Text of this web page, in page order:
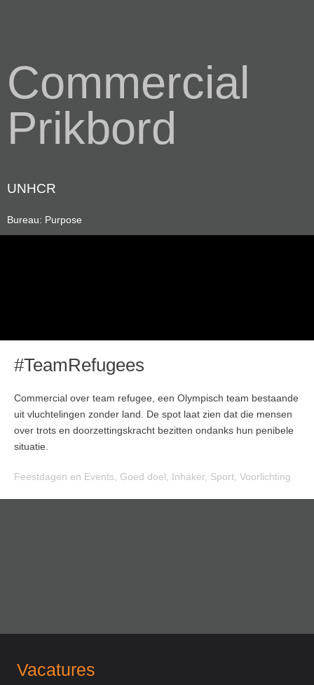
Commercial
Prikbord
UNHCR
Bureau: Purpose
#TeamRefugees
Commercial over team refugee, een Olympisch team bestaande
uit vluchtelingen zonder land. De spot laat zien dat die mensen
over trots en doorzettingskracht bezitten ondanks hun penibele
situatie.
Feestdagen en Events Goed doel Inhaker, Sport Voorlichting
Vacatures